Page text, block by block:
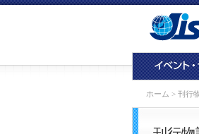
ホーム > 刊行